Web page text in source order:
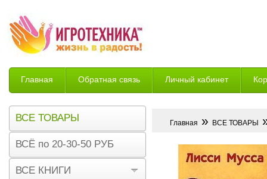
Главная Обратная связь Личный кабинет
Возврат
Главная » ВСЕ ТОВАРЫ
ВСЕ ТОВАРЫ
ВСЁ по 20-30-50 РУБ
ВСЕ КНИГИ